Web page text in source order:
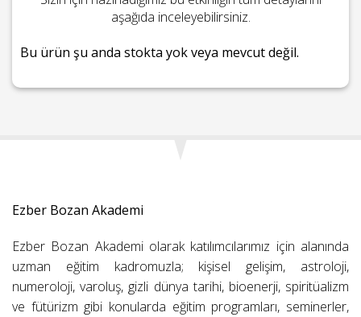
aşağıda inceleyebilirsiniz.
Bu ürün şu anda stokta yok veya mevcut değil.
Ezber Bozan Akademi
Ezber Bozan Akademi olarak katılımcılarımız için alanında
uzman eğitim kadromuzla; kişisel gelişim, astroloji,
numeroloji, varoluş, gizli dünya tarihi, bioenerji, spiritüalizm
ve fütürizm gibi konularda eğitim programları, seminerler,